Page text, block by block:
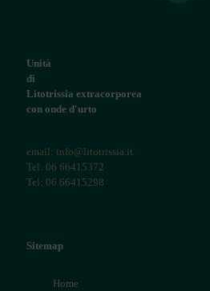
Unità
di
Litotrissia extracorporea
con onde d'urto
email: info@litotrissia.it
Tel: 06 66415372
Tel: 06 66415298
Sitemap
Home